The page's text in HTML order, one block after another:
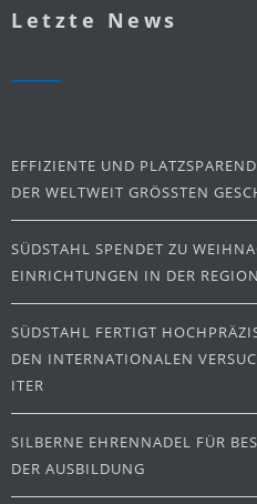
Letzte News
EFFIZIENTE UND
DER WELTWEIT GRÖSSTEN
SÜDSTAHL SPENDET ZU
EINRICHTUNGEN IN DER REGION
SÜDSTAHL FERTIGT
DEN INTERNATIONALEN
ITER
SILBERNE EHRENNADEL FÜR
DER AUSBILDUNG